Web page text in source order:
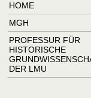
HOME
MGH
PROFESSUR FÜR
HISTORISCHE
DER LMU